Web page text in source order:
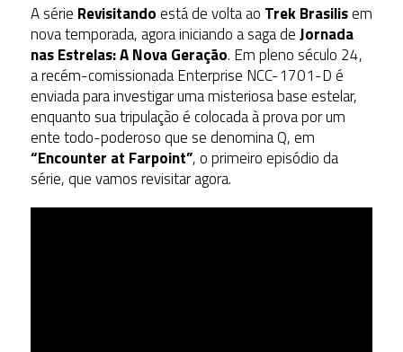
A série Revisitandoestá de volta ao Trek Brasilisem
nova temporada, agora iniciando a saga deJornada
nas Estrelas: A Nova Geração. Em pleno século 24,
a recém-comissionada Enterprise NCC-1701-D é
enviada para investigar uma misteriosa base estelar,
enquanto sua tripulação é colocada à prova por um
ente todo-poderoso que se denomina Q, em
“Encounter at Farpoint”, o primeiro episódio da
série, que vamos revisitar agora.